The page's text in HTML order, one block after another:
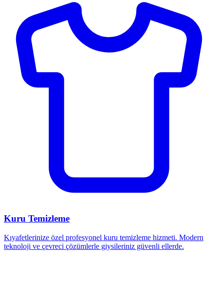
Kuru Temizleme
Kıyafetlerinize özel profesyonel kuru temizleme hizmeti. Modern
teknoloji ve çevreci çözümlerle giysileriniz güvenli ellerde.